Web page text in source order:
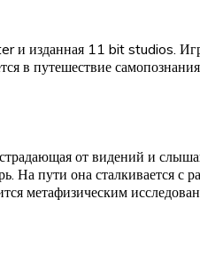
и изданная 11 bit studios.
в путешествие
от видений и
На пути она сталкивается с
метафизическим